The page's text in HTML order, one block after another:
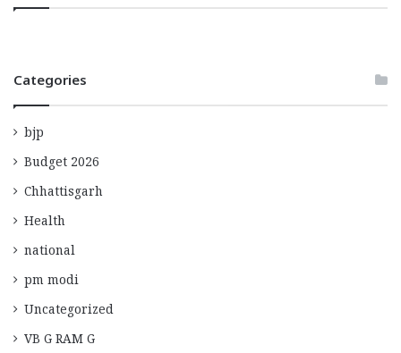
Categories
bjp
Budget 2026
Chhattisgarh
Health
national
pm modi
Uncategorized
VB G RAM G